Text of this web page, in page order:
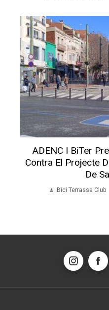
ADENC I BiTer
Contra El Projecte
De
Bici Terrassa Club